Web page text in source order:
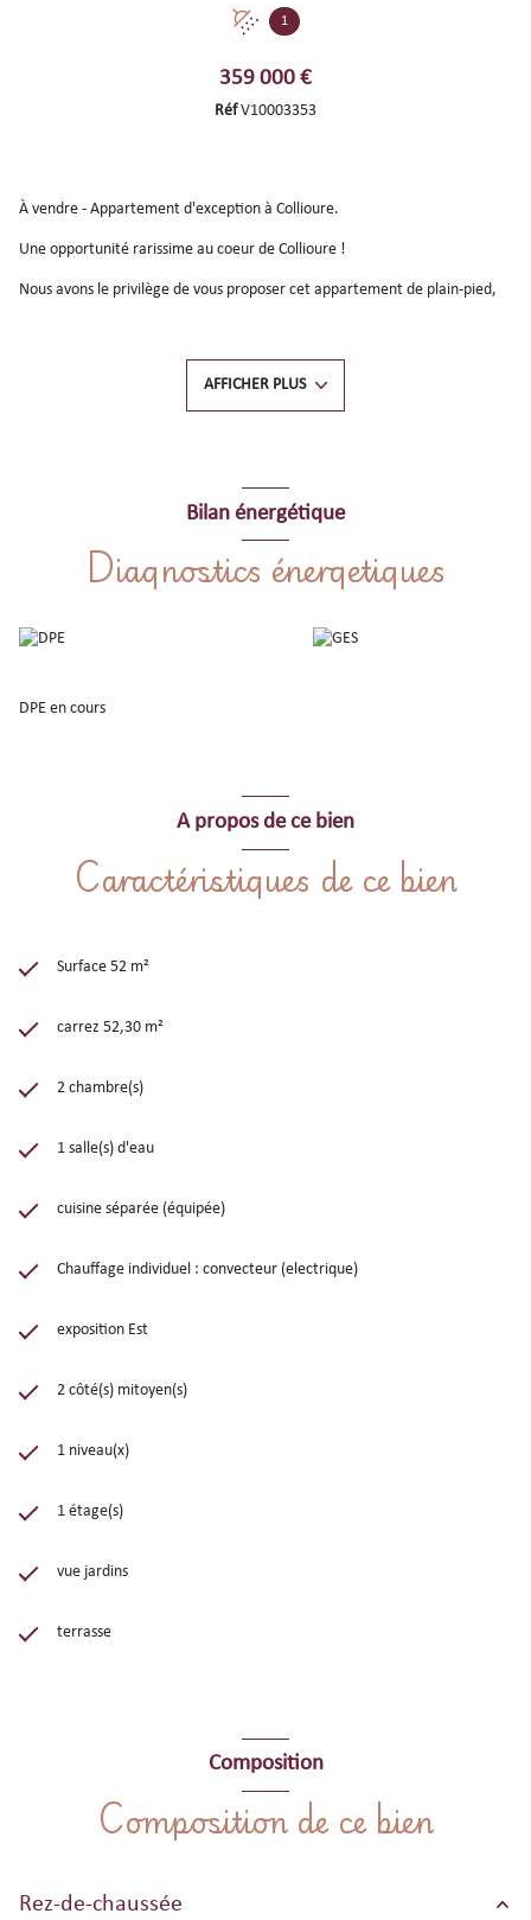
1
359 000 €
RéfV10003353
À vendre - Appartement d'exception à Collioure.
Une opportunité rarissime au coeur de Collioure !
Nous avons le privilège de vous proposer cet appartement de plain-pied,
place du marché et du centre du village.
Situation idéale accès plain-pied depuis le village mais également
accessible en voiture, proche des plages, des commerces et des parkings
Ne manquez pas cette occasion exceptionnelle d'acquérir un bien rare sur
coeur de Collioure.
04.68.82.15.33 !
AFFICHER PLUS
Bilan énergétique
Diagnostics énergetiques
DPE en cours
A propos de ce bien
Caractéristiques de ce bien
Surface 52 m²
carrez 52,30 m²
2 chambre(s)
1 salle(s) d'eau
cuisine séparée (équipée)
Chauffage individuel : convecteur (electrique)
exposition Est
2 côté(s) mitoyen(s)
1 niveau(x)
1 étage(s)
vue jardins
terrasse
Composition
Composition de ce bien
Rez-de-chaussée